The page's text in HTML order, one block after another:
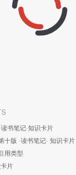
书笔记·知识卡片
版 ·读书笔记· 知识卡片
用类型
片